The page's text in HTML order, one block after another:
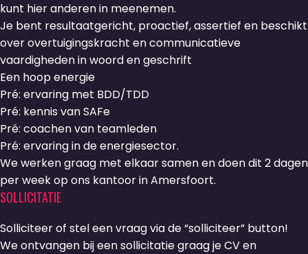
kunt hier anderen in meenemen.
Je bent resultaatgericht, proactief, assertief en beschikt
over overtuigingskracht en communicatieve
vaardigheden in woord en geschrift
Een hoop energie
Pré: ervaring met BDD/TDD
Pré: kennis van SAFe
Pré: coachen van teamleden
Pré: ervaring in de energiesector.
We werken graag met elkaar samen en doen dit 2 dagen
per week op ons kantoor in Amersfoort.
SOLLICITATIE
Solliciteer of stel een vraag via de “solliciteer” button!
We ontvangen bij een sollicitatie graag je CV en